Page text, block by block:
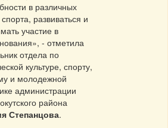
в различных
развиваться и
участие в
- отметила
отдела по
культуре, спорту,
и молодежной
администрации
района
Степанцова.